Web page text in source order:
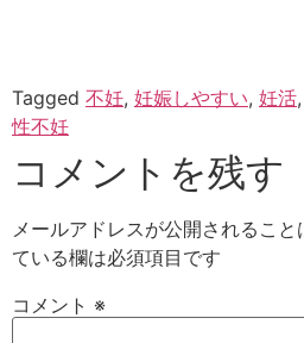
Tagged 不妊, 妊娠しやすい, 妊活,
性不妊
コメントを残す
メールアドレスが公開されること
ている欄は必須項目です
コメント ※